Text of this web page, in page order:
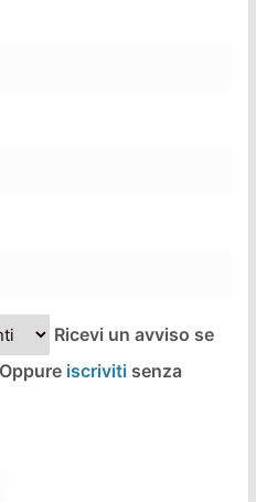
Ricevi un avviso se
iscrivitisenza